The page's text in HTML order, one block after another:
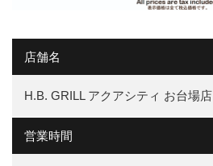
店舗名
H.B. GRILL アクアシティ お台場店
営業時間